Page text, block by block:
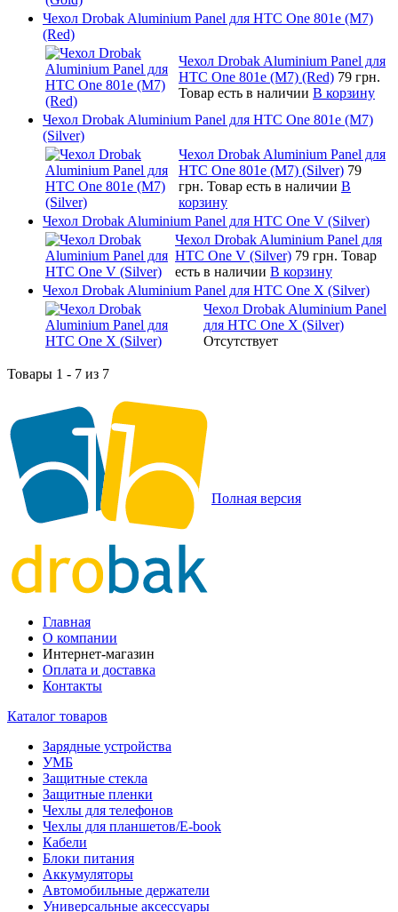
Чехол Drobak Aluminium Panel для HTC One 801e (M7)
(Red)
Чехол Drobak Aluminium Panel для
HTC One 801e (M7) (Red) 79 грн.
Товар есть в наличии В корзину
Чехол Drobak Aluminium Panel для HTC One 801e (M7)
(Silver)
Чехол Drobak Aluminium Panel для
HTC One 801e (M7) (Silver) 79
грн. Товар есть в наличии В
корзину
Чехол Drobak Aluminium Panel для HTC One V (Silver)
Чехол Drobak Aluminium Panel для
HTC One V (Silver) 79 грн. Товар
есть в наличии В корзину
Чехол Drobak Aluminium Panel для HTC One X (Silver)
Чехол Drobak Aluminium Panel
для HTC One X (Silver)
Отсутствует
Товары 1 - 7 из 7
Полная версия
Главная
О компании
Интернет-магазин
Оплата и доставка
Контакты
Каталог товаров
Зарядные устройства
УМБ
Защитные стекла
Защитные пленки
Чехлы для телефонов
Чехлы для планшетов/E-book
Кабели
Блоки питания
Аккумуляторы
Автомобильные держатели
Универсальные аксессуары